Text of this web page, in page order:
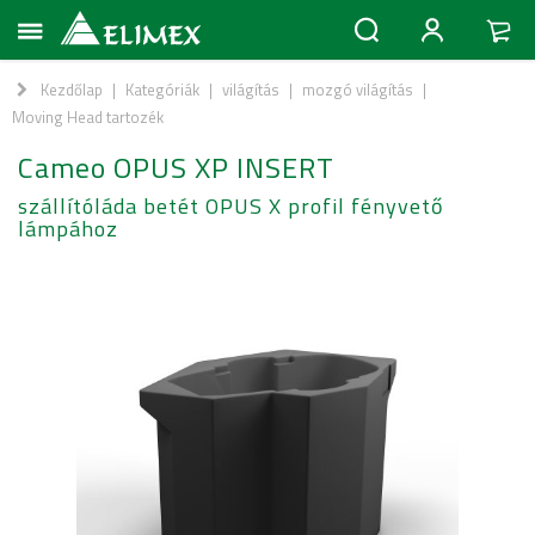
Kezdőlap | Kategóriák | világítás | mozgó világítás |
Moving Head tartozék
Cameo OPUS XP INSERT
szállítóláda betét OPUS X profil fényvető
lámpához